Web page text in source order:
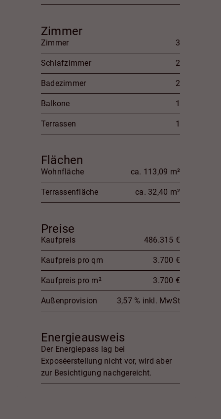
Zimmer
Zimmer 3
Schlafzimmer 2
Badezimmer 2
Balkone 1
Terrassen 1
Flächen
Wohnfläche ca. 113,09 m²
Terrassenfläche ca. 32,40 m²
Preise
Kaufpreis 486.315 €
Kaufpreis pro qm 3.700 €
Kaufpreis pro m² 3.700 €
Außenprovision 3,57 % inkl. MwSt
Energieausweis
Der Energiepass lag bei
Exposéerstellung nicht vor, wird aber
zur Besichtigung nachgereicht.